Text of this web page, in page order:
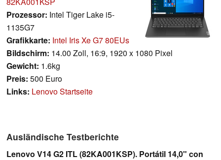
Prozessor: Intel Tiger Lake i5-
1135G7
Grafikkarte: Intel Iris Xe G7 80EUs
Bildschirm: 14.00 Zoll, 16:9, 1920 x 1080 Pixel
Gewicht: 1.6kg
Preis: 500 Euro
Links: Lenovo Startseite
Ausländische Testberichte
Lenovo V14 G2 ITL (82KA001KSP). Portátil 14,0" con